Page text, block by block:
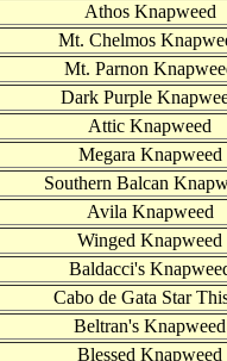
Athos Knapweed
Mt. Chelmos
Mt. Parnon
Dark Purple
Attic Knapweed
Megara Knapweed
Southern Balcan
Avila Knapweed
Winged Knapweed
Baldacci's
Cabo de Gata Star
Beltran's Knapweed
Blessed Knapweed